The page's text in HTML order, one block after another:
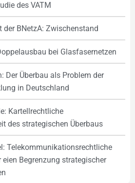
des VATM
BNetzA: Zwischenstand
bei Glasfasernetzen
Der Überbau als Problem der
in Deutschland
Kartellrechtliche
des strategischen Überbaus
Telekommunikationsrechtliche
Begrenzung strategischer